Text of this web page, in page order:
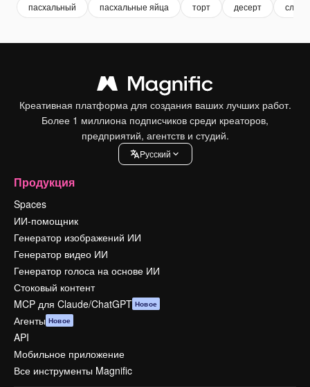
пасхальный пасхальные яйца торт десерт
Креативная платформа для создания ваших лучших работ.
Более 1 миллиона подписчиков среди креаторов,
предприятий, агентств и студий.
Pусский
Продукция
Spaces
ИИ-помощник
Генератор изображений ИИ
Генератор видео ИИ
Генератор голоса на основе ИИ
Стоковый контент
MCP для Claude/ChatGPT Новое
Агенты Новое
API
Мобильное приложение
Все инструменты Magnific